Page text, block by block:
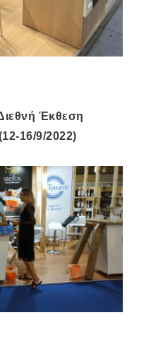
Έκθεση
16/9/2022)